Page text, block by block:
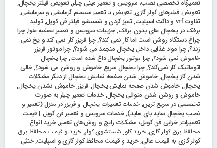
تعمیرگاه تخصصی نصب، سرویس و تعمیر مینی چیلر,تعویض فیلتر یخچال,
تعویض فیلترهای کولر گازی,تعویض یا تعمیر سیستم گرمایشی و سرمایشی,
تفاوت vrf و داکت اسپلیت
,تمیز کردن و شستشو فیلتر فن کویل,تولید
برفک در یخچال های بدون برفک,جزییات-سرویس و تعمیر تصفیه هوا,چرا
چراغ دستگاه روشن است اما کار نمی‌ کند؟,چرا فریزر کار نمی‌ کند و یخ نمی‌
زند؟,چرا مواد غذایی داخل یخچال منجمد می شود؟,چرا موتور فریزر
خاموش نمی‌ شود؟,چرا موتور یخچال داغ شده است,چرا یخچال
اتوماتیک کار نمی‌کند؟,چرا یخچال سریع خاموش و روشن می‌ شود؟,خالی
شدن گاز یخچال,خاموش شدن صفحه نمایش یخچال از دیگر مشکلات
یخچال,خاموش شدن صفحه نمایش یخچال فریزر,خاموش نشدن یخچال,
خاموش و روشن شدن متوالی یخچال,خدمات تعمیر چیلر به صورت
تخصصی در سریع ترین,خدمات تعمیرات یخچال و فریزر در منزل (تعمیر و
نصب یخچال ساید بای ساید),خدمات سرویس و تعمیر فن کویل | قیمت
تعمیرات,خرابی فن کویل، مشکلات رایج و روش‌های تعمیر,خرید انواع
محافظ برق کولر گازی,خرید کاور شستشوی کولر,خرید و قیمت محافظ برق
کولر گازی به قیمت عالی,خرید و قیمت محافظ کولر گازی و اسپلیت,خنثی